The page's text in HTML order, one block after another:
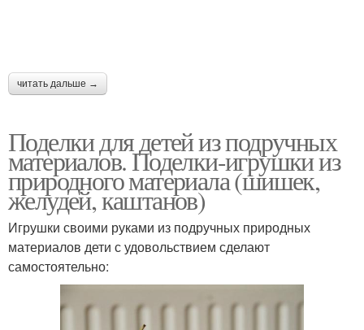
читать дальше →
Поделки для детей из подручных
материалов. Поделки-игрушки из
природного материала (шишек,
желудей, каштанов)
Игрушки своими руками из подручных природных
материалов дети с удовольствием сделают
самостоятельно: